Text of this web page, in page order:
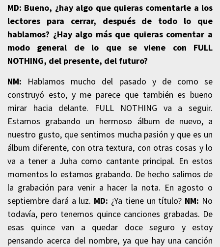
MD: Bueno, ¿hay algo que quieras comentarle a los
lectores para cerrar, después de todo lo que
hablamos? ¿Hay algo más que quieras comentar a
modo general de lo que se viene con FULL
NOTHING, del presente, del futuro?
NM: Hablamos mucho del pasado y de como se
construyó esto, y me parece que también es bueno
mirar hacia delante. FULL NOTHING va a seguir.
Estamos grabando un hermoso álbum de nuevo, a
nuestro gusto, que sentimos mucha pasión y que es un
álbum diferente, con otra textura, con otras cosas y lo
va a tener a Juha como cantante principal. En estos
momentos lo estamos grabando. De hecho salimos de
la grabación para venir a hacer la nota. En agosto o
septiembre dará a luz. MD: ¿Ya tiene un título? NM: No
todavía, pero tenemos quince canciones grabadas. De
esas quince van a quedar doce seguro y estoy
pensando acerca del nombre, ya que hay una canción